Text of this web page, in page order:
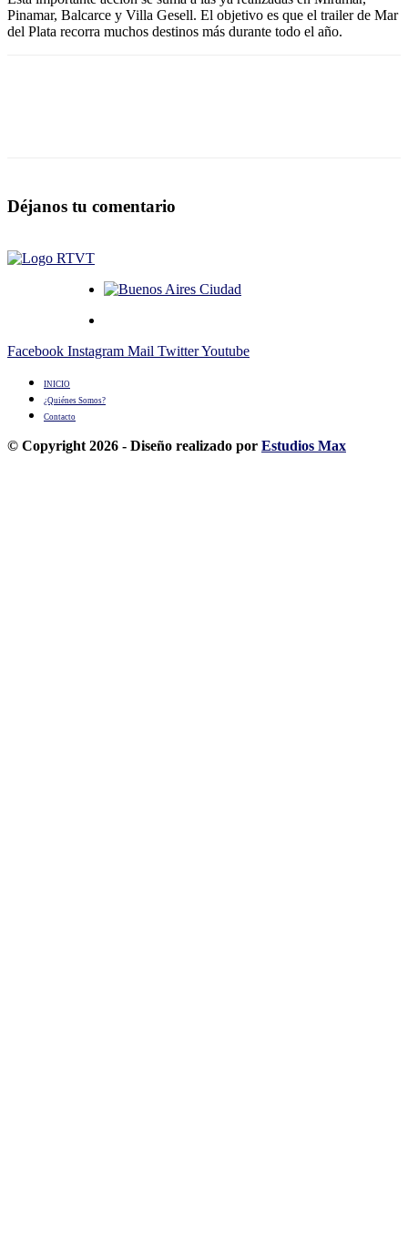
Pinamar, Balcarce y Villa Gesell. El objetivo es que el trailer de Mar
del Plata recorra muchos destinos más durante todo el año.
Déjanos tu comentario
Facebook Instagram Mail TwitterYoutube
INICIO
¿Quiénes Somos?
Contacto
© Copyright 2026 - Diseño realizado por Estudios Max